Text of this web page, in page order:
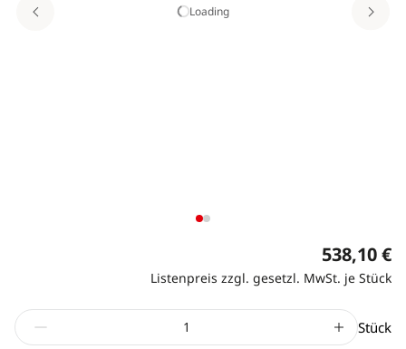
Loading
538,10 €
Listenpreis zzgl. gesetzl. MwSt. je Stück
Stück